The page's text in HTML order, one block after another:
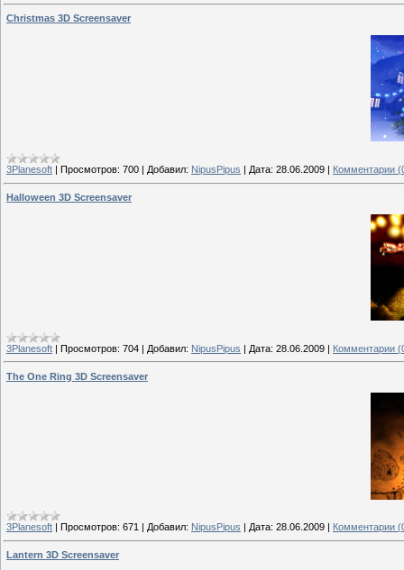
Christmas 3D Screensaver
3Planesoft | Просмотров: 700 | Добавил: NipusPipus | Дата: 28.06.2009 | Комментарии
Halloween 3D Screensaver
3Planesoft | Просмотров: 704 | Добавил: NipusPipus | Дата: 28.06.2009 | Комментарии
The One Ring 3D Screensaver
3Planesoft Просмотров: 671 Добавил: NipusPipus Дата: 28.06.2009 Комментарии
Lantern 3D Screensaver